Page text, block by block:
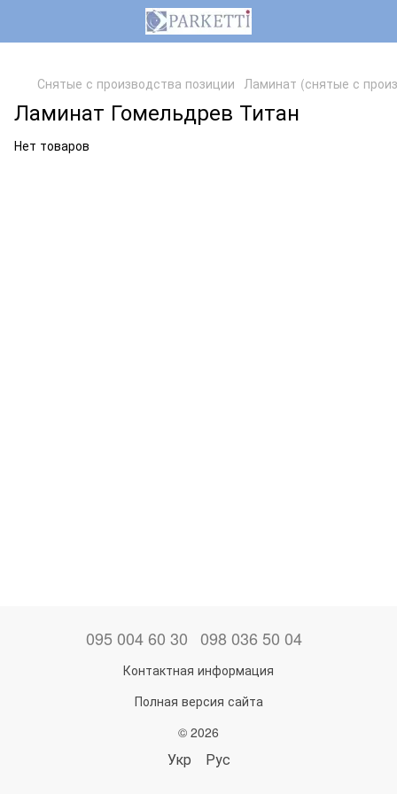
Снятые с производства позиции Ламинат (снятые с
Ламинат Гомельдрев Титан
Нет товаров
095 004 60 30 098 036 50 04
Контактная информация
Полная версия сайта
© 2026
Укр Рус